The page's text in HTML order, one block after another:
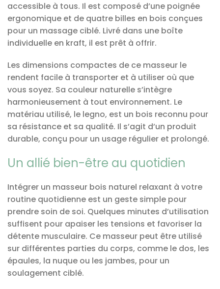
accessible à tous. Il est composé d’une poignée
ergonomique et de quatre billes en bois conçues
pour un massage ciblé. Livré dans une boîte
individuelle en kraft, il est prêt à offrir.
Les dimensions compactes de ce masseur le
rendent facile à transporter et à utiliser où que
vous soyez. Sa couleur naturelle s’intègre
harmonieusement à tout environnement. Le
matériau utilisé, le legno, est un bois reconnu pour
sa résistance et sa qualité. Il s’agit d’un produit
durable, conçu pour un usage régulier et prolongé.
Un allié bien-être au quotidien
Intégrer un masseur bois naturel relaxant à votre
routine quotidienne est un geste simple pour
prendre soin de soi. Quelques minutes d’utilisation
suffisent pour apaiser les tensions et favoriser la
détente musculaire. Ce masseur peut être utilisé
sur différentes parties du corps, comme le dos, les
épaules, la nuque ou les jambes, pour un
soulagement ciblé.